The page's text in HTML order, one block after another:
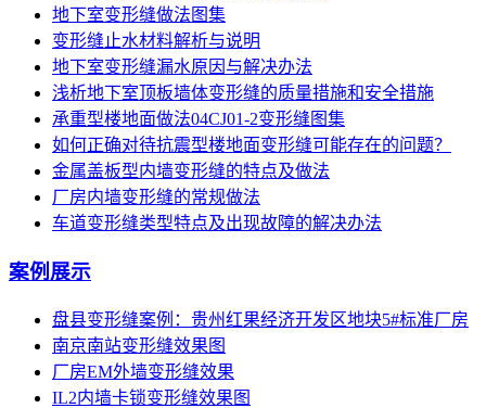
地下室变形缝做法图集
变形缝止水材料解析与说明
地下室变形缝漏水原因与解决办法
浅析地下室顶板墙体变形缝的质量措施和安全措施
承重型楼地面做法04CJ01-2变形缝图集
如何正确对待抗震型楼地面变形缝可能存在的问题？
金属盖板型内墙变形缝的特点及做法
厂房内墙变形缝的常规做法
车道变形缝类型特点及出现故障的解决办法
案例展示
盘县变形缝案例：贵州红果经济开发区地块5#标准厂房
南京南站变形缝效果图
厂房EM外墙变形缝效果
IL2内墙卡锁变形缝效果图